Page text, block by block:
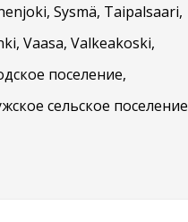
Sysmä, Taipalsaari,
Vaasa, Valkeakoski,
поселение,
сельское поселение